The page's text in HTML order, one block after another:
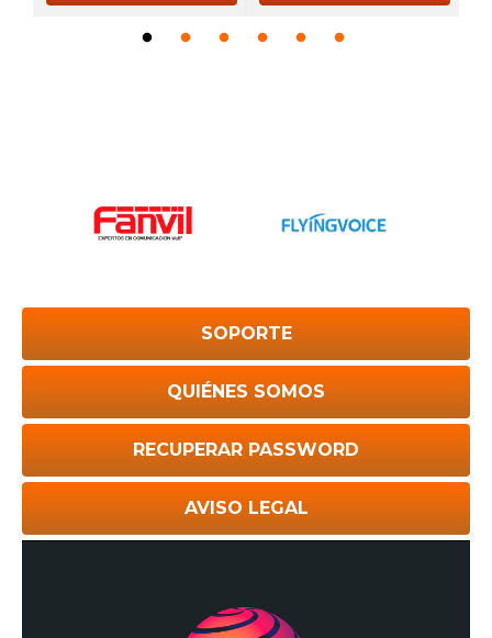
SOPORTE
QUIÉNES SOMOS
RECUPERAR PASSWORD
AVISO LEGAL